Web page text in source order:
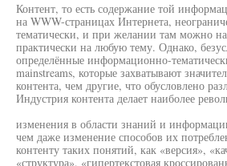
Контент, то есть содержание той
на WWW-страницах Интернета,
тематически, и при желании там можно
практически на любую тему. Однако,
определённые информационно-
mainstreams, которые захватывают
контента, чем другие, что обусловлено
Индустрия контента делает наиболее
изменения в области знаний и
чем даже изменение способов их
контенту таких понятий, как «версия»,
«структура», «гипертекстовая